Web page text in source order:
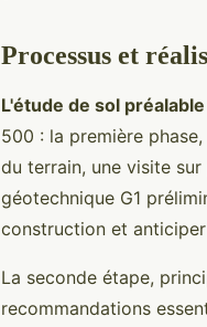
Processus et
L'étude de sol préalable
500 : la première
du terrain, une visite
géotechnique G1
construction et
La seconde étape,
recommandations